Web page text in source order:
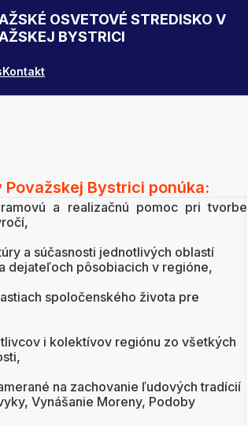
OSVETOVÉ STREDISKO V
BYSTRICI
Kontakt
Bystrici ponúka:
a realizačnú pomoc pri tvorbe
a súčasnosti jednotlivých oblastí
dejateľoch pôsobiacich v regióne,
spoločenského života pre
i kolektívov regiónu zo všetkých
na zachovanie ľudových tradícií
Vynášanie Moreny, Podoby